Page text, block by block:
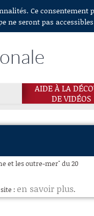
Ce
ne seront pas accessibles
AIDE À LA
DE VIDÉOS
et les outre-mer" du 20
: en savoir plus.